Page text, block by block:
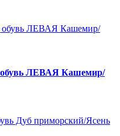
обувь ЛЕВАЯ Кашемир/